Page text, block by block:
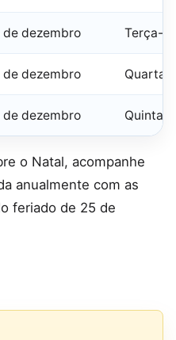
de dezembro Terça-
de dezembro Quarta-
de dezembro Quinta-
o Natal, acompanhe
anualmente com as
feriado de 25 de